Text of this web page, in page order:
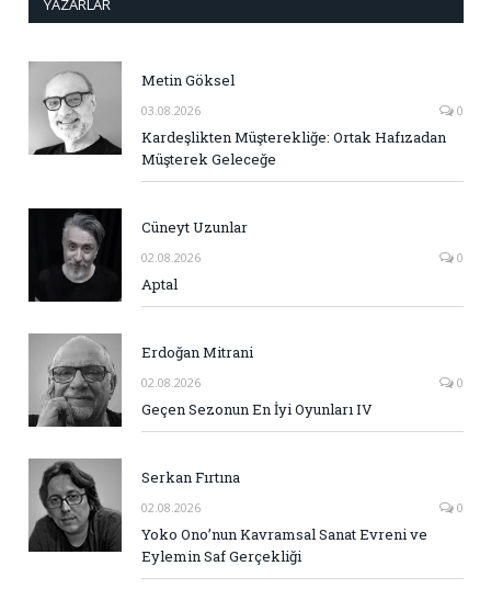
YAZARLAR
Metin Göksel
03.08.2026 0
Kardeşlikten Müşterekliğe: Ortak Hafızadan
Müşterek Geleceğe
Cüneyt Uzunlar
02.08.2026 0
Aptal
Erdoğan Mitrani
02.08.2026 0
Geçen Sezonun En İyi Oyunları IV
Serkan Fırtına
02.08.2026 0
Yoko Ono’nun Kavramsal Sanat Evreni ve
Eylemin Saf Gerçekliği